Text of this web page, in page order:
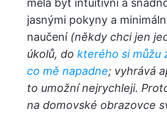
měla být intuitivní a
jasnými pokyny a
naučení (někdy chci jen
úkolů, do kterého si můžu
co mě napadne; vyhrává
to umožní nejrychleji.
na domovské obrazovce